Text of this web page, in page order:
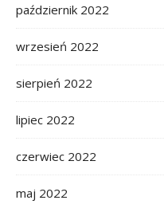
październik 2022
wrzesień 2022
sierpień 2022
lipiec 2022
czerwiec 2022
maj 2022